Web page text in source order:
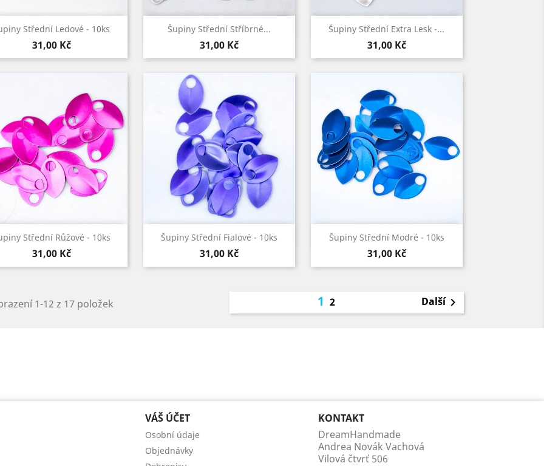
Střední Ledové - 10ks
Cena
31,00 Kč
Rychlý náhled Šupiny Střední Stříbrné...
Cena
31,00 Kč
Rychlý náhled Šupiny Střední Extra Lesk -...
Cena
31,00 Kč
Rychlý náhled
Střední Růžové - 10ks
Cena
31,00 Kč
Rychlý náhled Šupiny Střední Fialové - 10ks
Cena
31,00 Kč
Rychlý náhled Šupiny Střední Modré - 10ks
Cena
31,00 Kč
Rychlý náhled
1-12 z 17 položek 12 Další
VÁŠ ÚČET
Osobní údaje
Objednávky
KONTAKT
DreamHandmade
Andrea Novák Vachová
Vilová čtvrť 506